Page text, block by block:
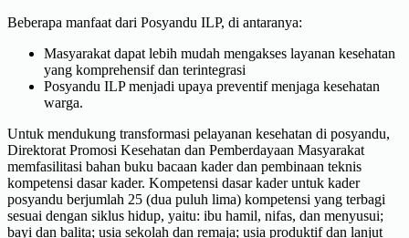
Beberapa manfaat dari Posyandu ILP, di antaranya:
Masyarakat dapat lebih mudah mengakses layanan kesehatan
yang komprehensif dan terintegrasi
Posyandu ILP menjadi upaya preventif menjaga kesehatan
warga.
Untuk mendukung transformasi pelayanan kesehatan di posyandu,
Direktorat Promosi Kesehatan dan Pemberdayaan Masyarakat
memfasilitasi bahan buku bacaan kader dan pembinaan teknis
kompetensi dasar kader. Kompetensi dasar kader untuk kader
posyandu berjumlah 25 (dua puluh lima) kompetensi yang terbagi
sesuai dengan siklus hidup, yaitu: ibu hamil, nifas, dan menyusui;
bayi dan balita; usia sekolah dan remaja; usia produktif dan lanjut